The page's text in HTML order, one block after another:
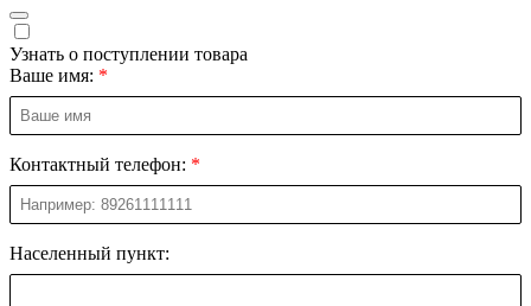
Узнать о поступлении товара
Ваше имя:
Контактный телефон:
Населенный пункт: